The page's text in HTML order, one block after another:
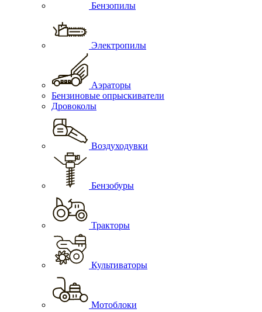
Бензопилы
Электропилы
Аэраторы
Бензиновые опрыскиватели
Дровоколы
Воздуходувки
Бензобуры
Тракторы
Культиваторы
Мотоблоки